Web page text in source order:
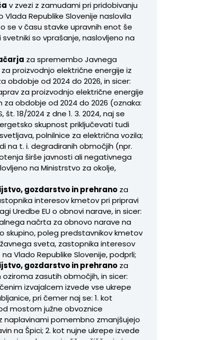
v zvezi z zamudami pri pridobivanju
Vlada Republike Slovenije naslovila
se v času stavke upravnih enot še
so vprašanje, naslovljeno na
za spremembo Javnega
proizvodnjo električne energije iz
obdobje od 2024 do 2026, in sicer:
za proizvodnjo električne energije
obdobje od 2024 do 2026 (oznaka:
št. 18/2024 z dne 1. 3. 2024, naj se
skupnost priključevati tudi
polnilnice za električna vozila;
na t. i. degradiranih območjih (npr.
širše javnosti ali negativnega
na Ministrstvo za okolje,
gozdarstvo in prehrano za
interesov kmetov pri pripravi
Uredbe EU o obnovi narave, in sicer:
načrta za obnovo narave na
skupino, poleg predstavnikov kmetov
sveta, zastopnika interesov
Vlado Republike Slovenije, podprli;
gozdarstvo in prehrano za
zasutih območjih, in sicer:
izvajalcem izvede vse ukrepe
pri čemer naj se: 1. kot
mostom južne obvoznice
pomembno zmanjšujejo
na Špici; 2. kot nujne ukrepe izvede